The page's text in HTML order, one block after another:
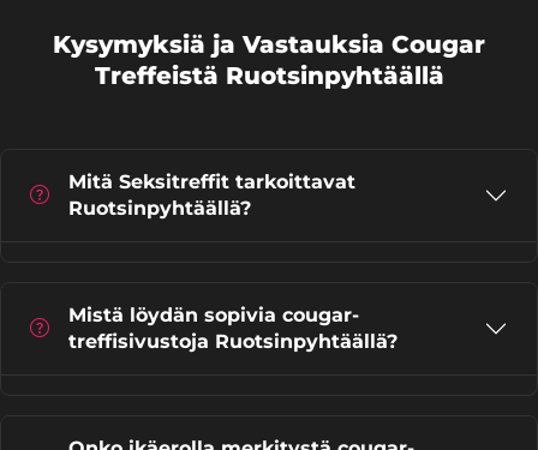
Kysymyksiä ja Vastauksia Cougar
Treffeistä Ruotsinpyhtäällä
Mitä Seksitreffit tarkoittavat
Ruotsinpyhtäällä?
Mistä löydän sopivia cougar-
treffisivustoja Ruotsinpyhtäällä?